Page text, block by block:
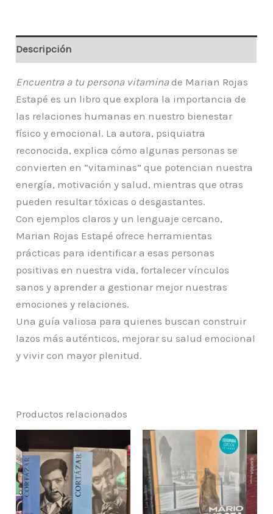
Descripción
Encuentra a tu persona vitaminade Marian Rojas
Estapé es un libro que explora la importancia de
las relaciones humanas en nuestro bienestar
físico y emocional. La autora, psiquiatra
reconocida, explica cómo algunas personas se
convierten en “vitaminas” que potencian nuestra
energía, motivación y salud, mientras que otras
pueden resultar tóxicas o desgastantes.
Con ejemplos claros y un lenguaje cercano,
Marian Rojas Estapé ofrece herramientas
prácticas para identificar a esas personas
positivas en nuestra vida, fortalecer vínculos
sanos y aprender a gestionar mejor nuestras
emociones y relaciones.
Una guía valiosa para quienes buscan construir
lazos más auténticos, mejorar su salud emocional
y vivir con mayor plenitud.
Productos relacionados